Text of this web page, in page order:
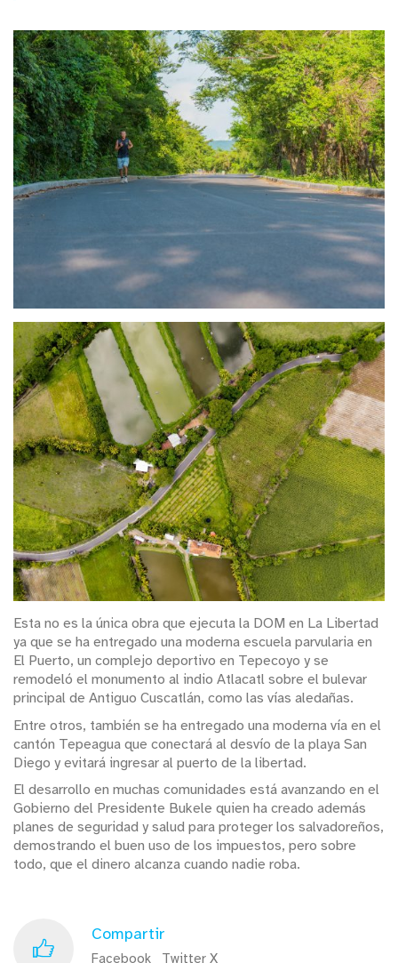
Esta no es la única obra que ejecuta la DOM en La Libertad
ya que se ha entregado una moderna escuela parvularia en
El Puerto, un complejo deportivo en Tepecoyo y se
remodeló el monumento al indio Atlacatl sobre el bulevar
principal de Antiguo Cuscatlán, como las vías aledañas.
Entre otros, también se ha entregado una moderna vía en el
cantón Tepeagua que conectará al desvío de la playa San
Diego y evitará ingresar al puerto de la libertad.
El desarrollo en muchas comunidades está avanzando en el
Gobierno del Presidente Bukele quien ha creado además
planes de seguridad y salud para proteger los salvadoreños,
demostrando el buen uso de los impuestos, pero sobre
todo, que el dinero alcanza cuando nadie roba.
Compartir
Facebook Twitter X